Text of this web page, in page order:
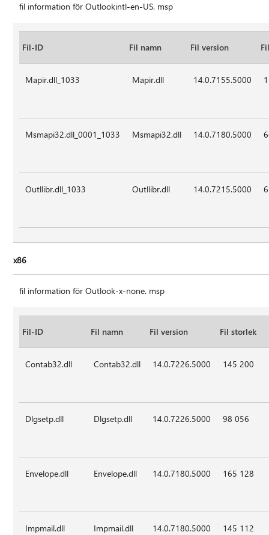
fil information för Outlookintl-en-US. msp
Fil-ID Fil namn Fil version
Mapir.dll_1033 Mapir.dll 14.0.7155.5000
Msmapi32.dll_0001_1033 Msmapi32.dll 14.0.7180.5000
Outllibr.dll_1033 Outllibr.dll 14.0.7215.5000
x86
fil information för Outlook-x-none. msp
Fil-ID Fil namn Fil version Fil storlek
Contab32.dll Contab32.dll 14.0.7226.5000 145 200
Dlgsetp.dll Dlgsetp.dll 14.0.7226.5000 98 056
Envelope.dll Envelope.dll 14.0.7180.5000 165 128
Impmail.dll Impmail.dll 14.0.7180.5000 145 112